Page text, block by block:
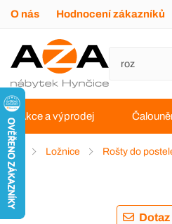
O nás Hodnocení zákazníků
Akce a výprodej
Ložnice Rošty do
DOPRAVA ZDARMA